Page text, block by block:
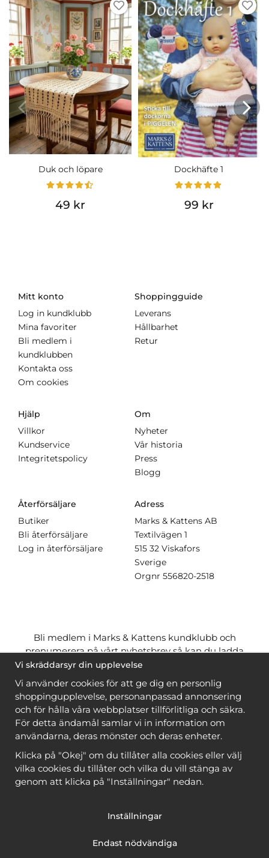
Duk och löpare
49 kr
Dockhäfte 1
99 kr
Mitt konto
Log in kundklubb
Mina favoriter
Bli medlem i
kundklubben
Kontakta oss
Om cookies
Shoppingguide
Leverans
Hållbarhet
Retur
Hjälp
Villkor
Kundservice
Integritetspolicy
Om
Nyheter
Vår historia
Press
Blogg
Återförsäljare
Butiker
Bli återförsäljare
Log in återförsäljare
Adress
Marks & Kattens AB
Textilvägen 1
515 32 Viskafors
Sverige
Orgnr 556820-2518
Bli medlem i Marks & Kattens kundklubb och
prenumerera på vårt nyhetsbrev så kan du ladda
ner många mönstergratisoch få många
när du handlar garn till mönstret. Du ser vilka som
är
gratis när du är inloggad
Bli medlem
Copyright © 2026, Marks & Kattens AB
Vi skräddarsyr din upplevelse
Vi använder cookies för att ge dig en personlig
shoppingupplevelse, personanpassad annonsering
och för hålla våra webbplatser tillförlitliga och säkra.
För detta ändamål samlar vi in information om
användarna, deras mönster och deras enheter.
Klicka på "Okej" om du tillåter alla cookies eller välj
vilka cookies du tillåter och vilka du vill stänga av
genom att klicka på "Inställningar" nedan.
Inställningar
Endast nödvändiga